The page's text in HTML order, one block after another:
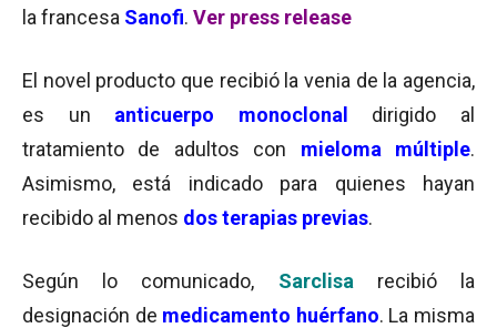
la francesa Sanofi. Ver press release
El novel producto que recibió la venia de la agencia,
es un anticuerpo monoclonal
dirigido al
tratamiento de adultos con mieloma múltiple.
Asimismo, está indicado para quienes hayan
recibido al menos dos terapias previas.
Según lo comunicado, Sarclisa recibió la
designación de medicamento huérfano. La misma